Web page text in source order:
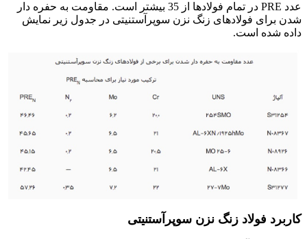
عدد PRE در تمام فولادها از 35 بیشتر است. مقاومت به حفره دار
شدن برای فولادهای زنگ نزن سوپرآستنیتی در جدول زیر نمایش
داده شده است.
کاربرد فولاد زنگ نزن سوپرآستنیتی